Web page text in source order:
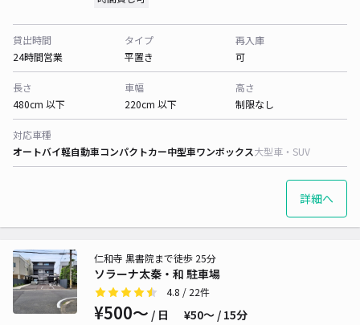
貸出時間
24時間営業
タイプ
平置き
再入庫
可
長さ
480cm 以下
車幅
220cm 以下
高さ
制限なし
対応車種
オートバイ軽自動車コンパクトカー中型車ワンボックス大型車・SUV
詳細へ
ソラーナ太秦・和 駐車場
仁和寺 黒書院まで徒歩 25分
4.8 / 22件
¥500〜 / 日 ¥50〜 / 15分